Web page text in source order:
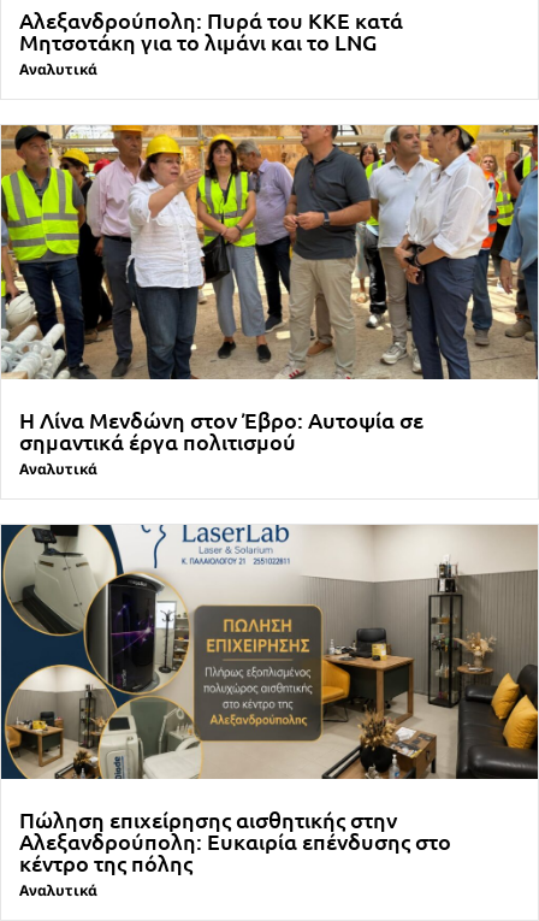
Αλεξανδρούπολη: Πυρά του ΚΚΕ κατά
Μητσοτάκη για το λιμάνι και το LNG
Αναλυτικά
Η Λίνα Μενδώνη στον Έβρο: Αυτοψία σε
σημαντικά έργα πολιτισμού
Αναλυτικά
Πώληση επιχείρησης αισθητικής στην
Αλεξανδρούπολη: Ευκαιρία επένδυσης στο
κέντρο της πόλης
Αναλυτικά